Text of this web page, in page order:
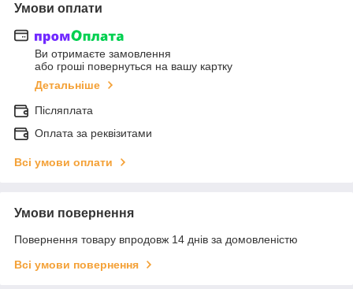
Умови оплати
Ви отримаєте замовлення
або гроші повернуться на вашу картку
Детальніше
Післяплата
Оплата за реквізитами
Всі умови оплати
Умови повернення
Повернення товару впродовж 14 днів за домовленістю
Всі умови повернення